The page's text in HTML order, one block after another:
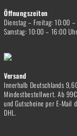
Öffnungszeiten
Dienstag – Freitag: 10:00
Samstag: 10:00 – 16:00 Uhr
Versand
Innerhalb Deutschlands
Mindestbestellwert. Ab
und Gutscheine per E-Mail
DHL.